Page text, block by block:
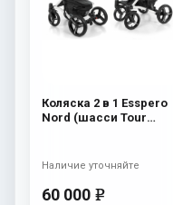
Коляска 2 в 1 Esspero
Nord (шасси Tour
60 000 e
Наличие уточняйте